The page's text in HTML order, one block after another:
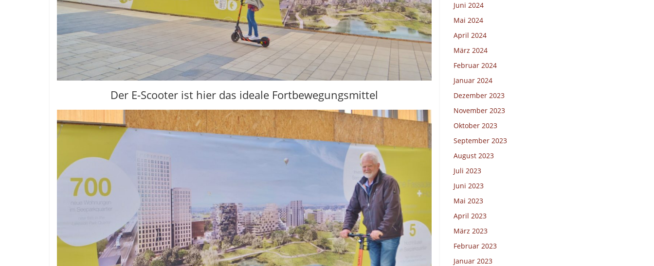
Der E-Scooter ist hier das ideale Fortbewegungsmittel
Juni 2024
Mai 2024
April 2024
März 2024
Februar 2024
Januar 2024
Dezember 2023
November 2023
Oktober 2023
September 2023
August 2023
Juli 2023
Juni 2023
Mai 2023
April 2023
März 2023
Februar 2023
Januar 2023